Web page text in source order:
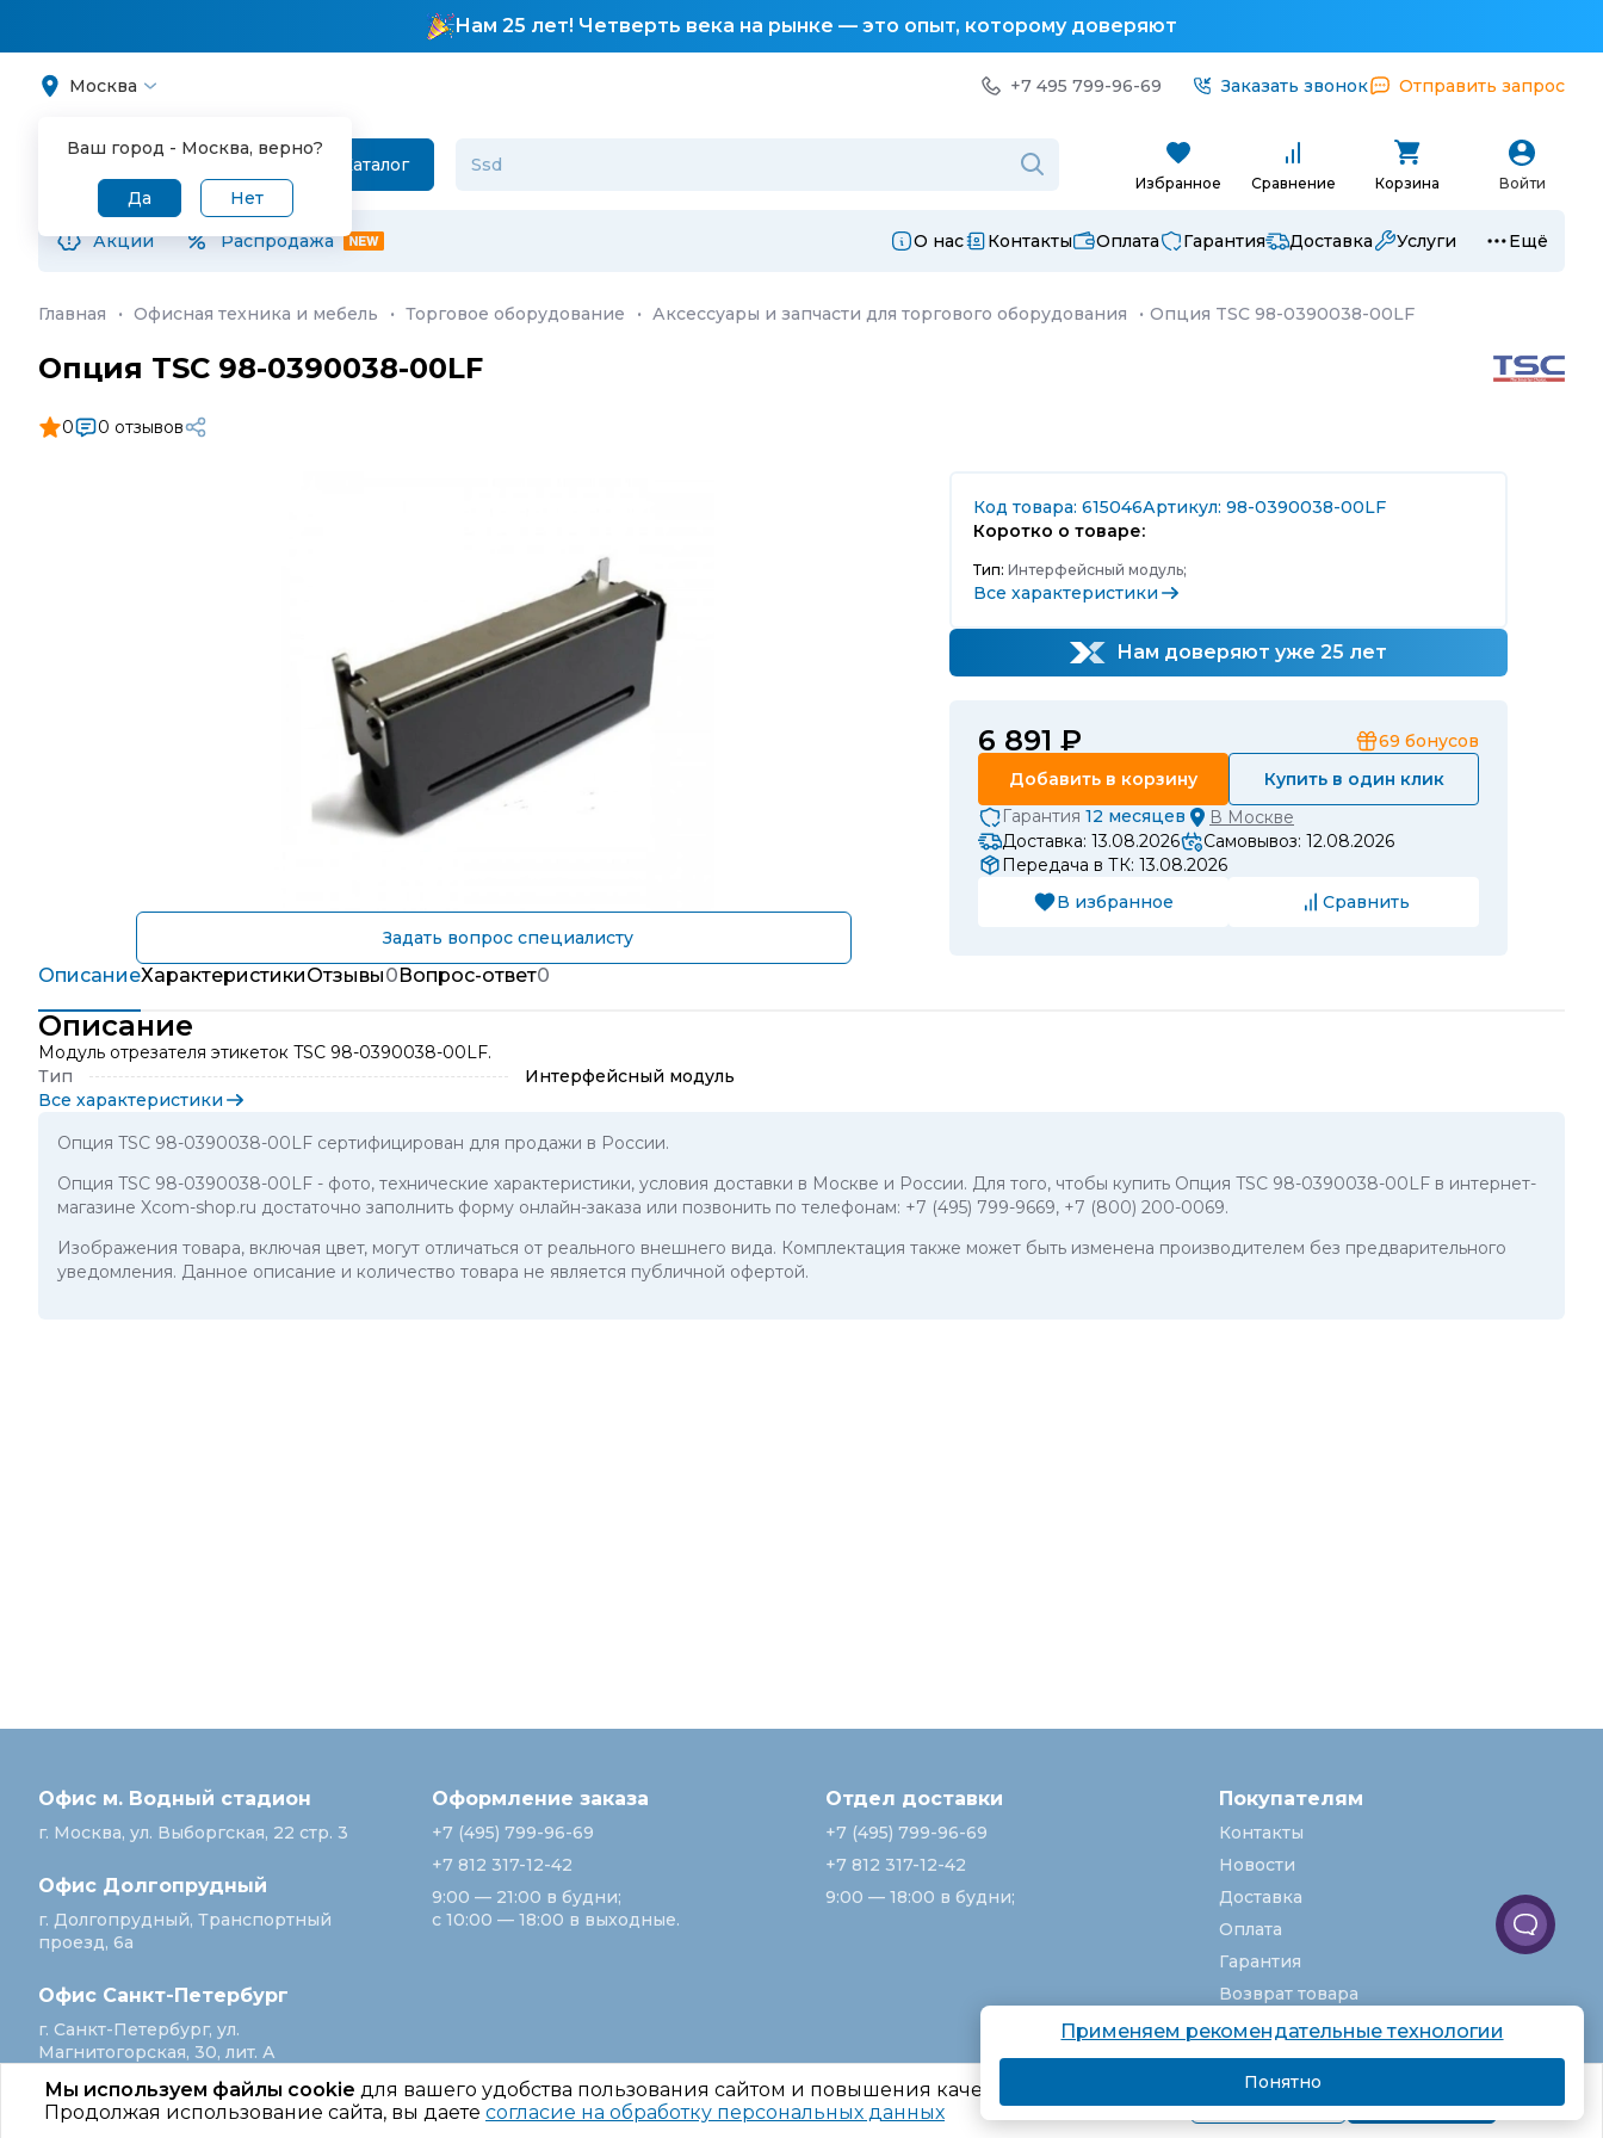
Нам 25 лет! Четверть века на рынке — это опыт, которому доверяют
Москва
Ваш город - Москва, верно?
Да Нет
+7 495 799-96-69 Заказать звонок Отправить запрос
Каталог
Избранное Сравнение Корзина Войти
Акции Распродажа О нас Контакты Оплата Гарантия Доставка Услуги Ещё
Мы используем файлы cookie для вашего удобства пользования сайтом и повышения качества рекомендаций.
Продолжая использование сайта, вы даете согласие на обработку персональных данных Подробнее Я согласен
Главная · Офисная техника и мебель · Торговое оборудование · Аксессуары и запчасти для торгового оборудования · Опция TSC 98-0390038-00LF
Опция TSC 98-0390038-00LF
0 0 отзывов
Задать вопрос специалисту
Код товара: 615046Артикул: 98-0390038-00LF
Коротко о товаре:
Тип: Интерфейсный модуль;
Все характеристики
Нам доверяют уже 25 лет
6 891 ₽ 69 бонусов
Добавить в корзину
Купить в один клик
Гарантия 12 месяцев В Москве
Доставка: 13.08.2026
Самовывоз: 12.08.2026
Передача в ТК: 13.08.2026
В избранное
Сравнить
ОписаниеХарактеристикиОтзывы0Вопрос-ответ0
Описание
Модуль отрезателя этикеток TSC 98-0390038-00LF.
Тип
Интерфейсный модуль
Все характеристики
Опция TSC 98-0390038-00LF сертифицирован для продажи в России.
Опция TSC 98-0390038-00LF - фото, технические характеристики, условия доставки в Москве и России. Для того, чтобы купить Опция TSC 98-0390038-00LF в интернет-
магазине Xcom-shop.ru достаточно заполнить форму онлайн-заказа или позвонить по телефонам: +7 (495) 799-9669, +7 (800) 200-0069.
Изображения товара, включая цвет, могут отличаться от реального внешнего вида. Комплектация также может быть изменена производителем без предварительного
уведомления. Данное описание и количество товара не является публичной офертой.
Офис м. Водный стадион
г. Москва, ул. Выборгская, 22 стр. 3
Офис Долгопрудный
г. Долгопрудный, Транспортный
проезд, 6а
Офис Санкт‑Петербург
г. Санкт‑Петербург, ул.
Магнитогорская, 30, лит. А
Оформление заказа
+7 (495) 799-96-69
+7 812 317-12-42
9:00 — 21:00 в будни;
с 10:00 — 18:00 в выходные.
Отдел доставки
+7 (495) 799-96-69
+7 812 317-12-42
9:00 — 18:00 в будни;
Покупателям
Контакты
Новости
Доставка
Оплата
Гарантия
Возврат товара
Услуги
О компании
Вакансии
Карта сайта
Применяем рекомендательные технологии
Понятно